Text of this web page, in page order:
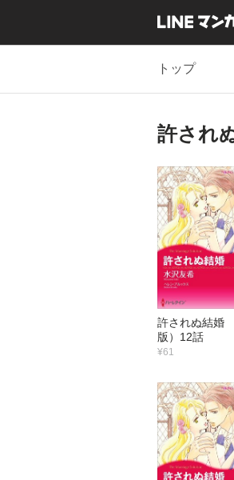
トップ
許され
許されぬ結婚
版）12話
¥61